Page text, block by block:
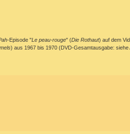
-Episode "Le peau-rouge" (Die Rothaut) auf dem
) aus 1967 bis 1970 (DVD-Gesamtausgabe: siehe